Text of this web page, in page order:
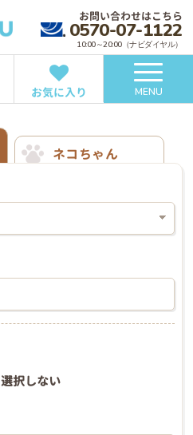
お問い合わせはこちら
0570-07-1122
10:00～20:00（ナビダイヤル）
お気に入り MENU
ネコちゃん
選択しない